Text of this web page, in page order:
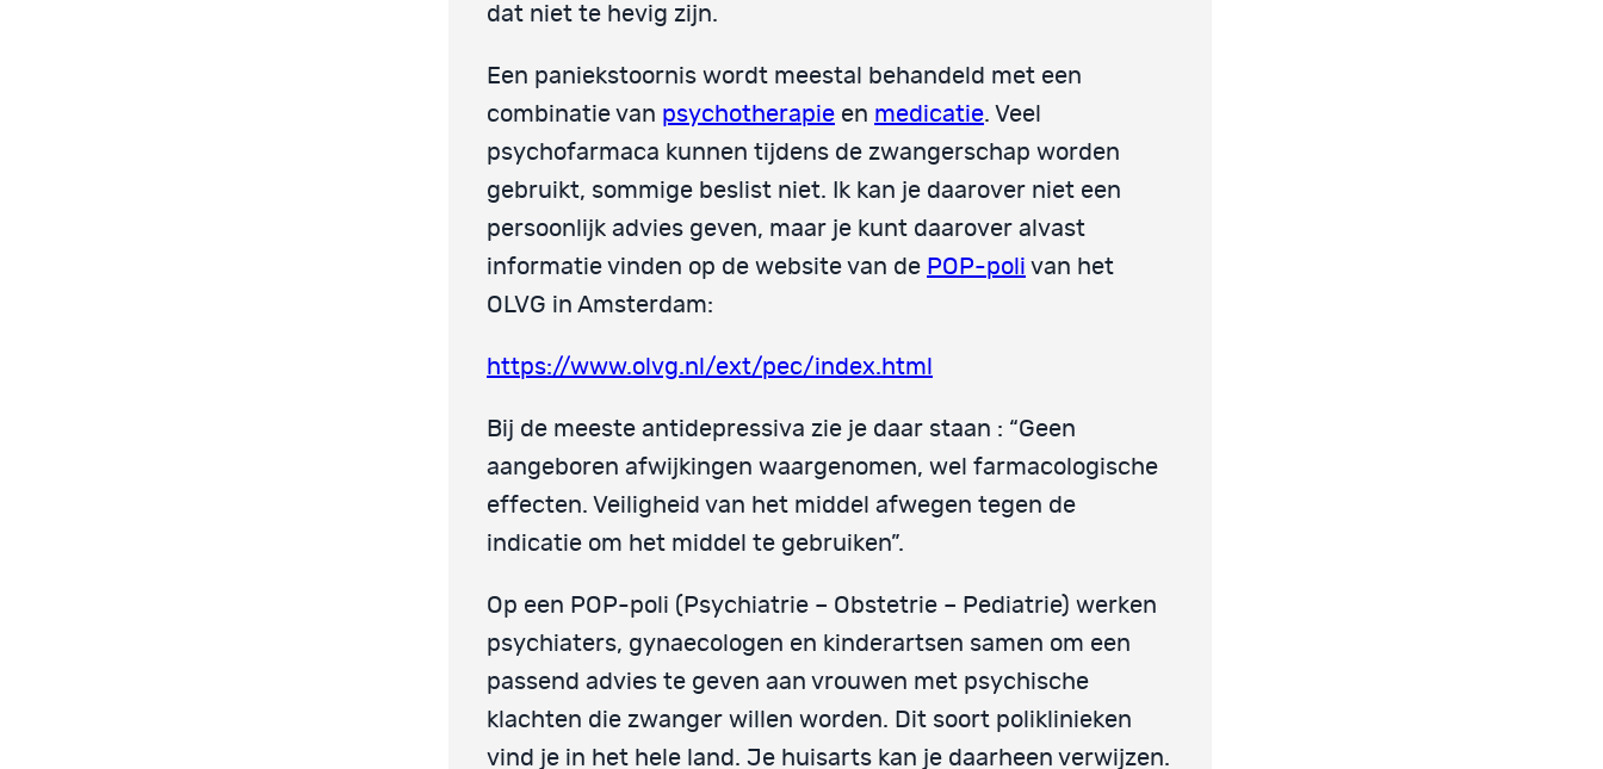
dat niet te hevig zijn.
Een paniekstoornis wordt meestal behandeld met een
combinatie van psychotherapie en medicatie. Veel
psychofarmaca kunnen tijdens de zwangerschap worden
gebruikt, sommige beslist niet. Ik kan je daarover niet een
persoonlijk advies geven, maar je kunt daarover alvast
informatie vinden op de website van de POP-poli van het
OLVG in Amsterdam:
https://www.olvg.nl/ext/pec/index.html
Bij de meeste antidepressiva zie je daar staan : “Geen
aangeboren afwijkingen waargenomen, wel farmacologische
effecten. Veiligheid van het middel afwegen tegen de
indicatie om het middel te gebruiken”.
Op een POP-poli (Psychiatrie – Obstetrie – Pediatrie) werken
psychiaters, gynaecologen en kinderartsen samen om een
passend advies te geven aan vrouwen met psychische
klachten die zwanger willen worden. Dit soort poliklinieken
vind je in het hele land. Je huisarts kan je daarheen verwijzen.